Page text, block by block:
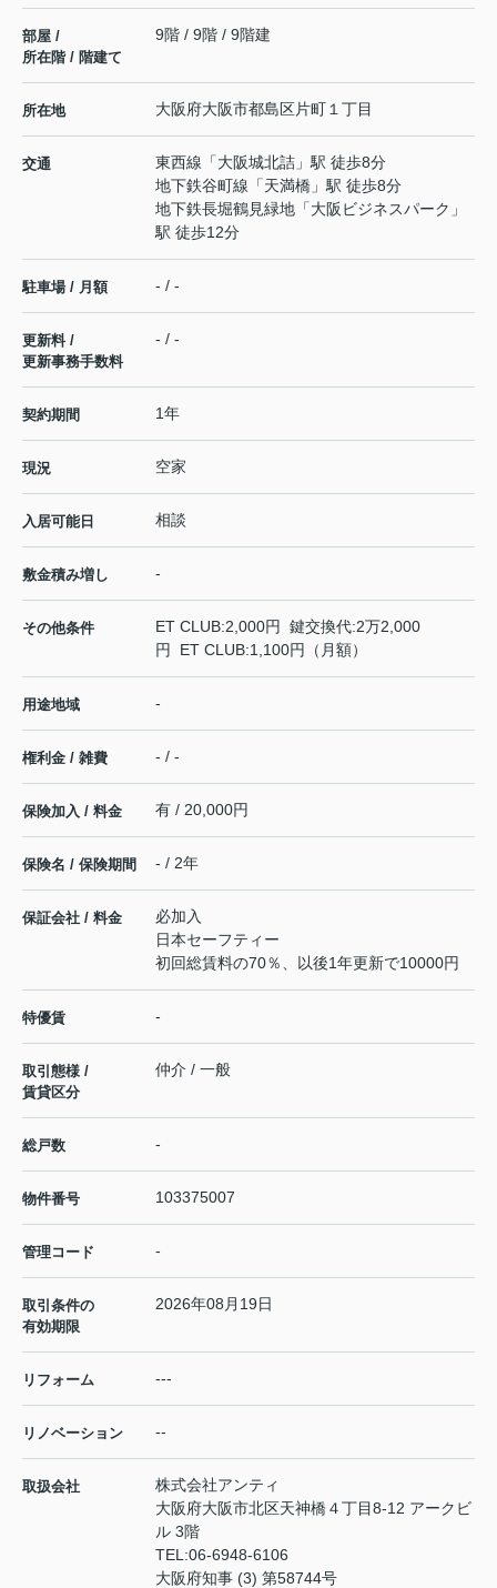
部屋 /
所在階 / 階建て
9階 / 9階 / 9階建
所在地 大阪府大阪市都島区片町 １丁目
交通 東西線 「大阪城北詰 」駅 徒歩8分
地下鉄谷町線 「天満橋 」駅 徒歩8分
地下鉄長堀鶴見緑地 「大阪ビジネスパーク 」
駅 徒歩12分
駐車場 / 月額 - / -
更新料 /
更新事務手数料
- / -
契約期間 1年
現況 空家
入居可能日 相談
敷金積み増し -
その他条件
ET CLUB:2,000円 鍵交換代:2万2,000
円 ET CLUB:1,100円（月額）
用途地域 -
権利金 / 雑費 - / -
保険加入 / 料金 有 / 20,000円
保険名 / 保険期間 - / 2年
保証会社 / 料金
必加入
日本セーフティー
初回総賃料の70％、以後1年更新で10000円
特優賃 -
取引態様 /
賃貸区分
仲介 / 一般
総戸数 -
物件番号 103375007
管理コード -
取引条件の
有効期限
2026年08月19日
リフォーム ---
リノベーション --
取扱会社
株式会社アンティ
大阪府大阪市北区天神橋４丁目8-12 アークビ
ル 3階
TEL:06-6948-6106
大阪府知事 (3) 第58744号